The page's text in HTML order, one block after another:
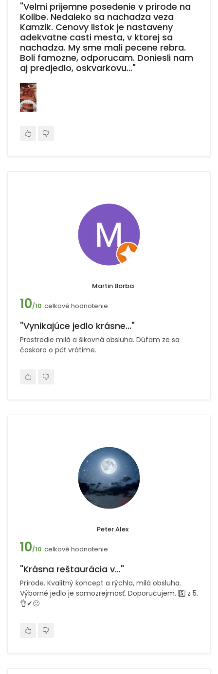
"Velmi prijemne posedenie v prirode na
Kolibe. Nedaleko sa nachadza veza
Kamzik. Cenovy listok je nastaveny
adekvatne casti mesta, v ktorej sa
nachadza. My sme mali pecene rebra.
Boli famozne, odporucam. Doniesli nam
aj predjedlo, oskvarkovu…"
Martin Borba
10/10 celkové hodnotenie
"Vynikajúce jedlo krásne..."
Prostredie milá a šikovná obsluha. Dúfam ze sa
čoskoro o päť vrátime.
Peter Alex
10/10 celkové hodnotenie
"Krásna reštaurácia v..."
Prírode. Kvalitný koncept a rýchla, milá obsluha.
Výborné jedlo je samozrejmosť. Doporučujem. 5️⃣ z 5.
👌✔🙂